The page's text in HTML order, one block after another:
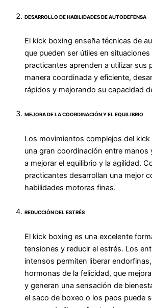
DESARROLLO DE HABILIDADES DE AUTODEFENSA
El kick boxing enseña técnicas de
que pueden ser útiles en
practicantes aprenden a utilizar sus
manera coordinada y eficiente,
rápidos y mejorando su capacidad
MEJORA DE LA COORDINACIÓN Y EL EQUILIBRIO
Los movimientos complejos del
una gran coordinación entre manos
a mejorar el equilibrio y la agilidad.
practicantes desarrollan una mejor
habilidades motoras finas.
REDUCCIÓN DEL ESTRÉS
El kick boxing es una excelente
tensiones y reducir el estrés. Los
intensos permiten liberar
hormonas de la felicidad, que
y generan una sensación de
el saco de boxeo o los paos puede